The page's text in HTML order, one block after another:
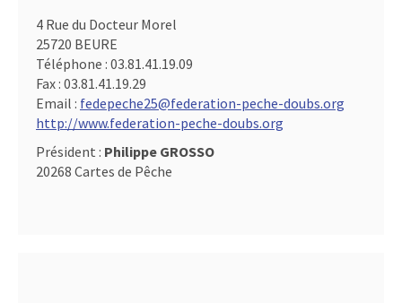
4 Rue du Docteur Morel
25720 BEURE
Téléphone : 03.81.41.19.09
Fax : 03.81.41.19.29
Email : fedepeche25@federation-peche-doubs.org
http://www.federation-peche-doubs.org
Président : Philippe GROSSO
20268 Cartes de Pêche